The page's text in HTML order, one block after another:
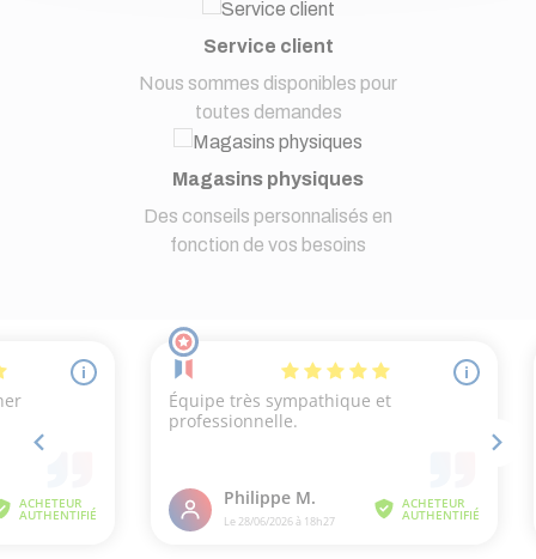
Service client
Nous sommes disponibles pour
toutes demandes
Magasins physiques
Des conseils personnalisés en
fonction de vos besoins